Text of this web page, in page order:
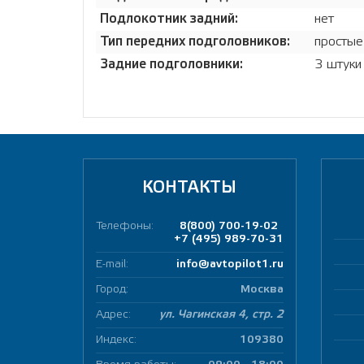
Подлокотник задний:
нет
Тип передних подголовников:
простые
Задние подголовники:
3
КОНТАКТЫ
Телефоны:
8(800) 700-19-02
+7 (495) 989-70-31
E-mail: info@avtopilot1.ru
Город: Москва
Адрес: ул. Чагинская 4, стр. 2
Индекс: 109380